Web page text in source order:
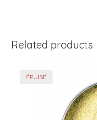
Related products
ÉPUISÉ